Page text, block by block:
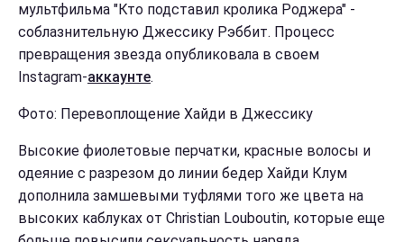
мультфильма "Кто подставил кролика Роджера" -
соблазнительную Джессику Рэббит. Процесс
превращения звезда опубликовала в своем
Instagram-аккаунте.
Фото: Перевоплощение Хайди в Джессику
Высокие фиолетовые перчатки, красные волосы и
одеяние с разрезом до линии бедер Хайди Клум
дополнила замшевыми туфлями того же цвета на
высоких каблуках от Christian Louboutin, которые еще